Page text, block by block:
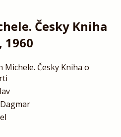
Česky Kniha
Michele. Česky Kniha o